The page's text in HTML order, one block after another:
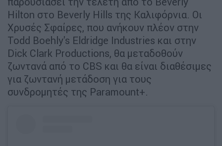
Hilton στο Beverly Hills της Καλιφόρνια. Οι
Χρυσές Σφαίρες, που ανήκουν πλέον στην
Todd Boehly's Eldridge Industries και στην
Dick Clark Productions, θα μεταδοθούν
ζωντανά από το CBS και θα είναι διαθέσιμες
για ζωντανή μετάδοση για τους
συνδρομητές της Paramount+.